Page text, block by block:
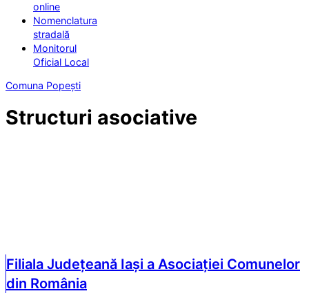
online
Nomenclatura
stradală
Monitorul
Oficial Local
Comuna Popești
Structuri asociative
Filiala Județeană Iași a Asociației Comunelor
din România